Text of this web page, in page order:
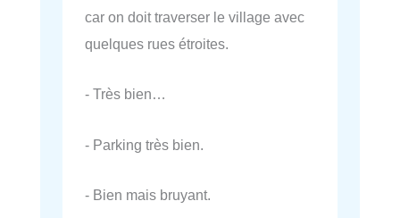
car on doit traverser le village avec
quelques rues étroites.
- Très bien…
- Parking très bien.
- Bien mais bruyant.